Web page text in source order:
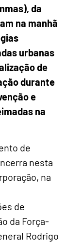
da
na manhã
urbanas
de
durante
e
na
de
nesta
na
de
da Força-
Rodrigo